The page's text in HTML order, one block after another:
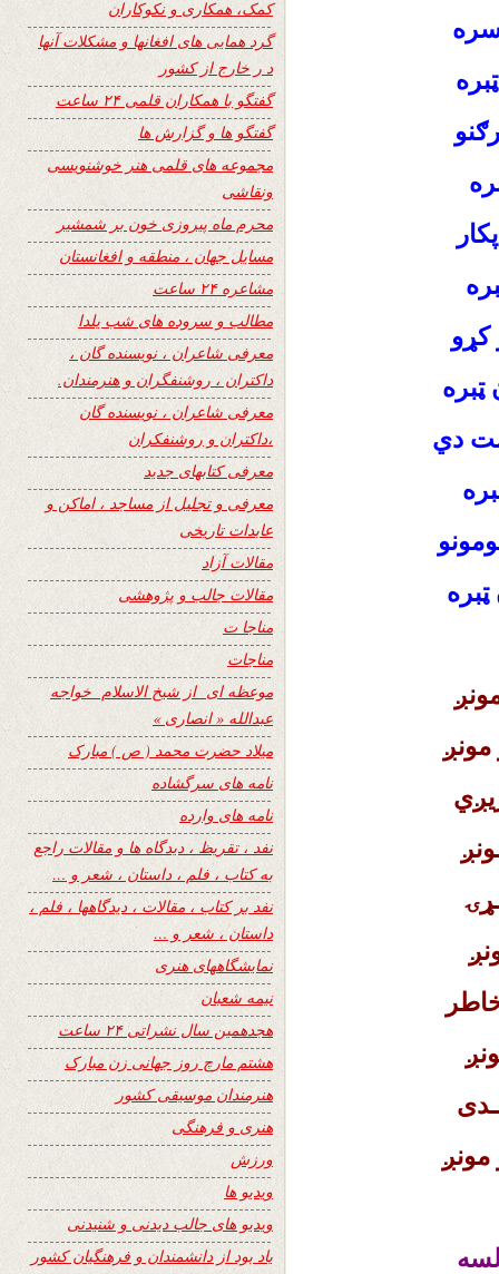
ټبره
دي
مونږ
کمک، همکاری و نکوکاران
گرد همایی های افغانها و مشکلات آنها
د ر خارج از کشور
گفتگو با همکاران قلمی ۲۴ ساعت
گفتگو ها و گزارش ها
مجموعه های قلمی هنر خوشنویسی
ونقاشی
محرم ماه پیروزی خون بر شمشیر
مسایل جهان ، منطقه و افغانستان
مشاعره ۲۴ ساعت
مطالب و سروده های شب یلدا
معرفی شاعران ، نویسنده گان ،
داکتران ، روشنفگران و هنرمندان.
معرفی شاعران ، نویسنده گان
،داکتران و روشنفکران
معرفی کتابهای جدید
معرفی و تجلیل از مساجد ، اماکن و
عابدات تاریخی
مقالات آزاد
مقالات جالب و پژوهشی
مناجا ت
مناجات
موعظه ای از شیخ الاسلام خواجه
عبدالله « انصاری »
میلاد حضرت محمد ( ص ) مبارک
نامه های سرگشاده
نامه های وارده
نفد ، تقریظ ، دیدگاه ها و مقالات راجع
به کتاب ، فلم ، داستان ، شعر و …
نفد بر کتاب ، مقالات ، دیدگاهها ، فلم ،
داستان ، شعر و …
نمایشگاههای هنری
نیمه شعبان
هجدهمین سال نشراتی ۲۴ ساعت
هشتم مارچ روز جهانی زن مبارک
هنرمندان موسیقی کشور
هنری و فرهنگی
ورزش
ویدیو ها
ویدیو های جالب دیدنی و شنیدنی
یاد بود از دانشمندان و فرهنگیان کشور